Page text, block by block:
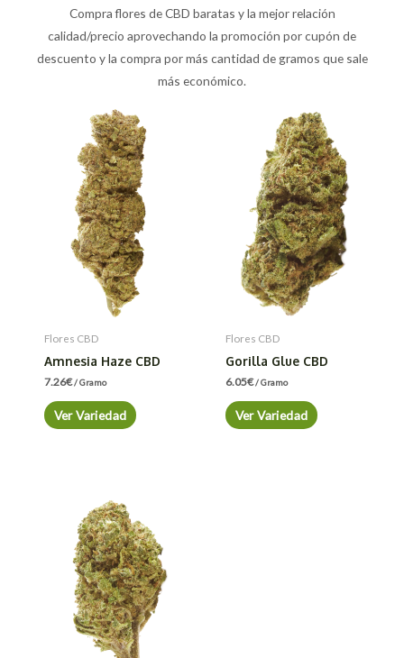
Compra flores de CBD baratas y la mejor relación
calidad/precio aprovechando la promoción por cupón de
descuento y la compra por más cantidad de gramos que sale
más económico.
Flores CBD
Amnesia Haze CBD
7.26€/ Gramo
Ver Variedad
Flores CBD
Gorilla Glue CBD
6.05€/ Gramo
Ver Variedad